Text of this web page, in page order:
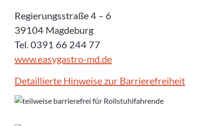
Regierungsstraße 4 – 6
39104 Magdeburg
Tel. 0391 66 244 77
www.easygastro-md.de
Detaillierte Hinweise zur Barrierefreiheit